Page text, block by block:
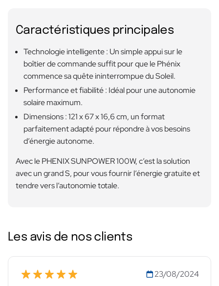
Caractéristiques principales
Technologie intelligente : Un simple appui sur le
boîtier de commande suffit pour que le Phénix
commence sa quête ininterrompue du Soleil.
Performance et fiabilité : Idéal pour une autonomie
solaire maximum.
Dimensions : 121 x 67 x 16,6 cm, un format
parfaitement adapté pour répondre à vos besoins
d’énergie autonome.
Avec le PHENIX SUNPOWER 100W, c’est la solution
avec un grand S, pour vous fournir l’énergie gratuite et
tendre vers l’autonomie totale.
Les avis de nos clients
23/08/2024